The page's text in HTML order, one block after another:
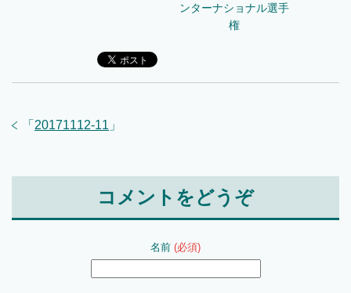
ンターナショナル選手
権
「 20171112-11 」
コメントをどうぞ
名前 (必須)